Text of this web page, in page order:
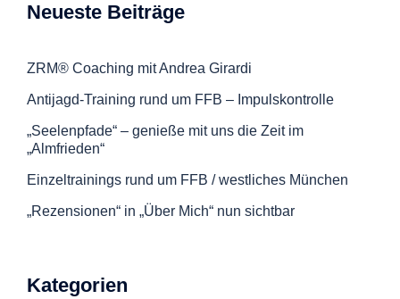
Neueste Beiträge
ZRM® Coaching mit Andrea Girardi
Antijagd-Training rund um FFB – Impulskontrolle
„Seelenpfade“ – genieße mit uns die Zeit im
„Almfrieden“
Einzeltrainings rund um FFB / westliches München
„Rezensionen“ in „Über Mich“ nun sichtbar
Kategorien